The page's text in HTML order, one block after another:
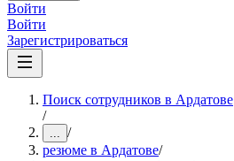
Войти
Войти
Зарегистрироваться
Поиск сотрудников в Ардатове
/
... /
резюме в Ардатове/